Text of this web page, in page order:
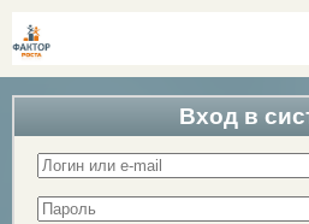
Вход в